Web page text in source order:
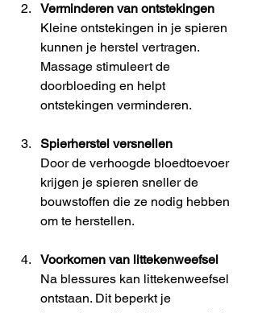
Verminderen van ontstekingen
Kleine ontstekingen in je spieren
kunnen je herstel vertragen.
Massage stimuleert de
doorbloeding en helpt
ontstekingen verminderen.
Spierherstel versnellen
Door de verhoogde bloedtoevoer
krijgen je spieren sneller de
bouwstoffen die ze nodig hebben
om te herstellen.
Voorkomen van littekenweefsel
Na blessures kan littekenweefsel
ontstaan. Dit beperkt je